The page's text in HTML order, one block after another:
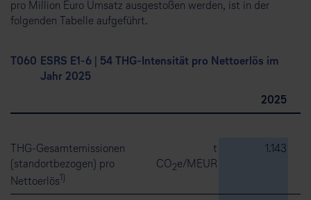
pro Million Euro Umsatz ausgestoßen werden, ist in der
folgenden Tabelle aufgeführt.
T060 ESRS E1-6 | 54 THG-Intensität pro Nettoerlös im
Jahr 2025
2025
THG-Gesamtemissionen
(standortbezogen) pro
Nettoerlös1)
t
CO2e/MEUR
1.143